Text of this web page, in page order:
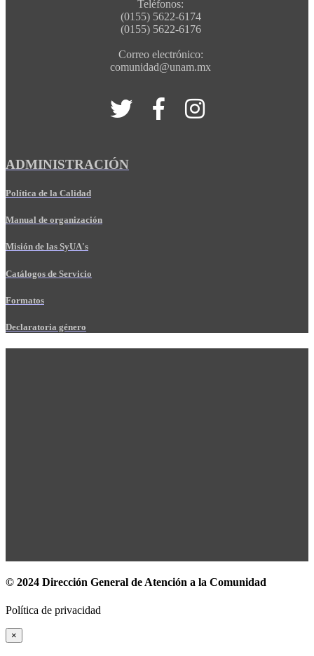
Teléfonos:
(0155) 5622-6174
(0155) 5622-6176
Correo electrónico:
comunidad@unam.mx
ADMINISTRACIÓN
Política de la Calidad
Manual de organización
Misión de las SyUA's
Catálogos de Servicio
Formatos
Declaratoria género
© 2024 Dirección General de Atención a la Comunidad
Política de privacidad
×